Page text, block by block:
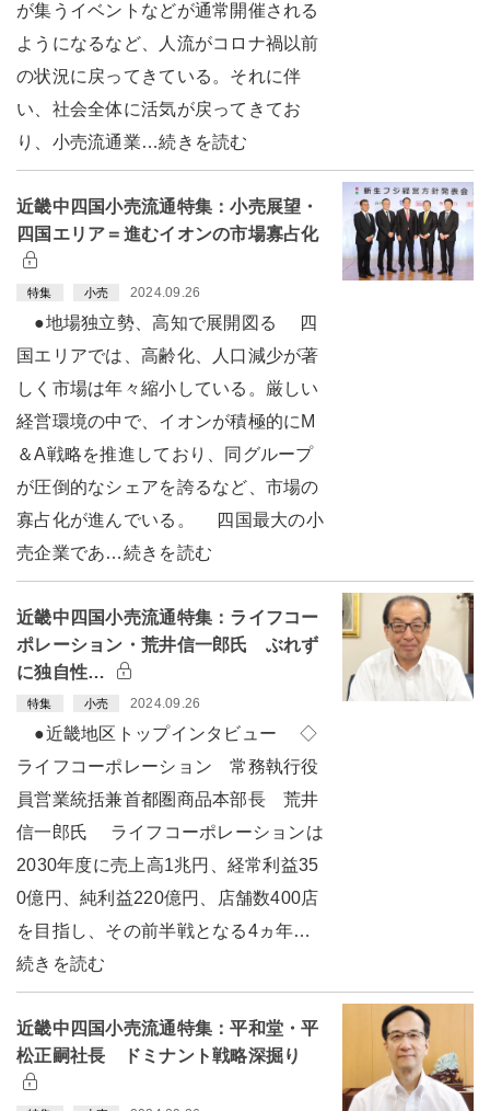
が集うイベントなどが通常開催される
ようになるなど、人流がコロナ禍以前
の状況に戻ってきている。それに伴
い、社会全体に活気が戻ってきてお
り、小売流通業…続きを読む
近畿中四国小売流通特集：小売展望・
四国エリア＝進むイオンの市場寡占化
特集 小売 2024.09.26
●地場独立勢、高知で展開図る 四
国エリアでは、高齢化、人口減少が著
しく市場は年々縮小している。厳しい
経営環境の中で、イオンが積極的にM
＆A戦略を推進しており、同グループ
が圧倒的なシェアを誇るなど、市場の
寡占化が進んでいる。 四国最大の小
売企業であ…続きを読む
近畿中四国小売流通特集：ライフコー
ポレーション・荒井信一郎氏 ぶれず
に独自性…
特集 小売 2024.09.26
●近畿地区トップインタビュー ◇
ライフコーポレーション 常務執行役
員営業統括兼首都圏商品本部長 荒井
信一郎氏 ライフコーポレーションは
2030年度に売上高1兆円、経常利益35
0億円、純利益220億円、店舗数400店
を目指し、その前半戦となる4ヵ年…
続きを読む
近畿中四国小売流通特集：平和堂・平
松正嗣社長 ドミナント戦略深掘り